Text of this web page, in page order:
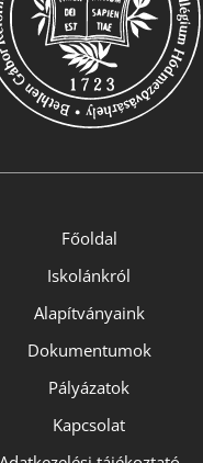
Főoldal
Iskolánkról
Alapítványaink
Dokumentumok
Pályázatok
Kapcsolat